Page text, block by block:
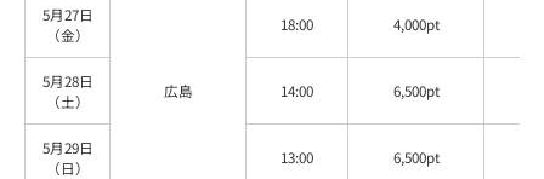
5月27日
（金）
広島
18:00 4,000pt
5月28日
（土）
14:00 6,500pt
5月29日
（日）
13:00 6,500pt